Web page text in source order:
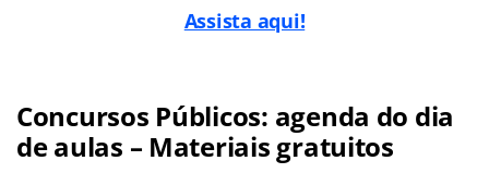
Assista aqui!
Concursos Públicos: agenda do dia
de aulas – Materiais gratuitos